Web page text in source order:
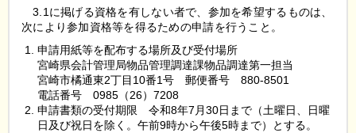
3 .1に掲げる資格を有しない者で、参加を希望するものは、
次により参加資格等を得るための申請を行うこと。
申請用紙等を配布する場所及び受付場所
宮崎県会計管理局物品管理調達課物品調達第一担当
宮崎市橘通東2丁目10番1号
郵便番号 880-8501
電話番号
0985（26）7208
申請書類の受付期限
令和8年7月30日まで（土曜日、日曜
日及び祝日を除く。午前9時から午後5時まで）とする。